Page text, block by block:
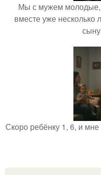
Мы с мужем молодые,
вместе уже несколько
сыну
Скоро ребёнку 1, 6, и мне